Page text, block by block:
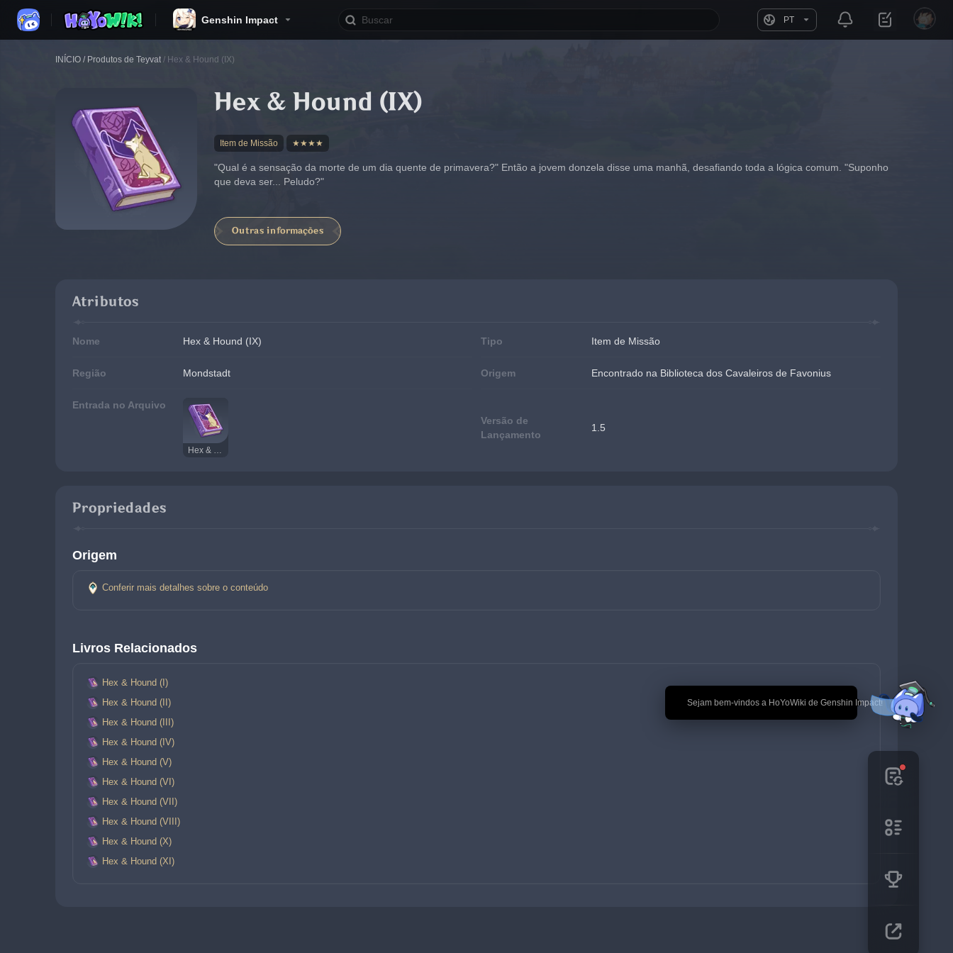
Genshin Impact PT
🎉 Sejam bem-vindos a HoYoWiki de Genshin Impact!
INÍCIO / Produtos de Teyvat / Hex & Hound (IX)
Hex & Hound (IX)
Item de Missão ★★★★
"Qual é a sensação da morte de um dia quente de primavera?" Então a jovem donzela disse uma manhã, desafiando toda a lógica comum. "Suponho
que deva ser... Peludo?"
Outras informações
Atributos
Nome Hex & Hound (IX) Tipo Item de Missão
Região Mondstadt Origem Encontrado na Biblioteca dos Cavaleiros de Favonius
Entrada no Arquivo
Hex & Hound
Versão de
Lançamento
1.5
Propriedades
Origem
Conferir mais detalhes sobre o conteúdo
Livros Relacionados
Hex & Hound (I)
Hex & Hound (II)
Hex & Hound (III)
Hex & Hound (IV)
Hex & Hound (V)
Hex & Hound (VI)
Hex & Hound (VII)
Hex & Hound (VIII)
Hex & Hound (X)
Hex & Hound (XI)